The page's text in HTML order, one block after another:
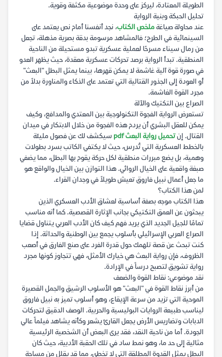
الطويلة المعتادة، ليركز على وحدة موضوعية مكثفة وقوية.
تحليل الحبكة وبنية الرواية
عند محاولة صياغةملخص الكتاب، نجد أنفسنا أمام نص يعتمد على
السينمائية في الطرح؛ فالمشاهد مرسومة بدقة بصرية مذهلة، تجعل
من رمال سيناء مسرحًا لعملية عسكرية تبدو مستحيلة من الناحية
المنطقية. تبدأ الرواية برصد تحركات عسكرية معقدة، حيث يظهر العدو
في صورة قوة آلية غاشمة لا يمكن قهرها، بينما يمثل البطل "البعث"
أو العودة إلى الجذور القتالية التي تعتمد على الذكاء والمناورة بدلاً من
مجرد القوة الغاشمة.
الصراع بين التكتيك والآلة
تستعرض الرواية الفجوة التكنولوجية بين المعتدي والمدافع، وكيف
يمكن للعقل البشري أن يردم هذه الفجوة من خلال الابتكار في ميدان
القتال. إنتحميل رواية البعث pdf
سيكشف لك عن فصول مليئة
بالخطط العسكرية التي تُدرس، حيث لا يكتفي الكاتب بسرد بطولات
وهمية، بل يضع مبررات منطقية لكل حركة يقوم بها البطل، مما يضفي
صبغة واقعية على الخيال الروائي. هذا التوازن بين الخيال والواقع هو
ما جعل أعمال نبيل فاروق تعيش طويلاً في وجدان القراء.
لمن هذا الكتاب؟
هذا الكتاب موجه بصفة أساسية لعشاق الأدب العسكري الذين
يبحثون عن العمق التكتيكي بجانب الإثارة القصصية. كما أنه مناسب
تمامًا للجيل الجديد الذي يريد فهم كيف كان الأدب العربي يتناول قضايا
الصراع العربي الإسرائيلي بأسلوب يجمع بين الوطنية والحداثة. إذا
كنت تبحث عن قصة تلهمك حول قدرة الفرد على صنع الفارق في أصعب
الظروف، فإن رواية البعث هي خيارك الأمثل، فهي تتجاوز كونها مجرد
رواية تشويق لتصبح درساً في الإرادة.
نقد موضوعي: نقاط القوة والضعف
من أبرز نقاط القوة في "البعث" هو الأسلوب الرشيق والجمل القصيرة
الموحية التي تزيد من سرعة الإيقاع، وهو أسلوب تميز به نبيل فاروق
ليناسب طبيعة الروايات البوليسية والحربية. الوصف الدقيق لتحركات
الدبابات وتضاريس الأرض يجعل القارئ يشعر وكأنه يشاهد فيلماً عالي
الجودة. أما من ناحية النقد، فقد يرى البعض أن الشخصية الرئيسية
مثالية إلى حد ما، وهو نمط ساد في تلك الحقبة الأدبية، حيث كان
البطل يمثل القدوة المطلقة التي لا تخطئ، مما قد يقلل من مساحة